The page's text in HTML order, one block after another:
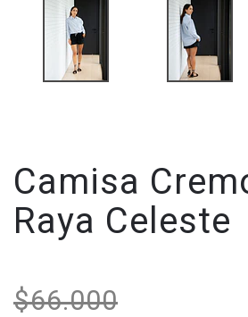
Camisa
Raya Celeste
$66.000